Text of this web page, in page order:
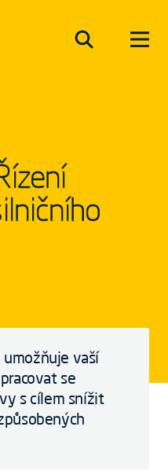
vaší
se
s cílem snížit